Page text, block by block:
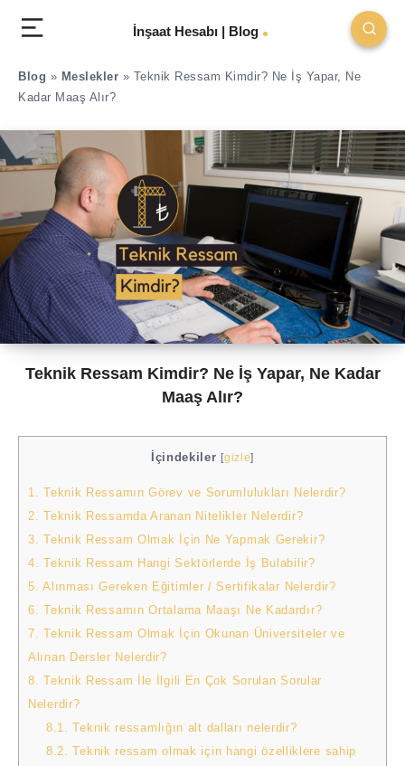
İnşaat Hesabı | Blog
Blog » Meslekler » Teknik Ressam Kimdir? Ne İş Yapar, Ne
Kadar Maaş Alır?
Teknik Ressam Kimdir? Ne İş Yapar, Ne Kadar
Maaş Alır?
İçindekiler [gizle]
1.
Teknik Ressamın Görev ve Sorumlulukları Nelerdir?
2.
Teknik Ressamda Aranan Nitelikler Nelerdir?
3.
Teknik Ressam Olmak İçin Ne Yapmak Gerekir?
4.
Teknik Ressam Hangi Sektörlerde İş Bulabilir?
5. Alınması Gereken Eğitimler / Sertifikalar Nelerdir?
6.
Teknik Ressamın Ortalama Maaşı Ne Kadardır?
7.
Teknik Ressam Olmak İçin Okunan Üniversiteler ve
Alınan Dersler Nelerdir?
8.
Teknik Ressam İle İlgili En Çok Sorulan Sorular
Nelerdir?
8.1.
Teknik ressamlığın alt dalları nelerdir?
8.2.
Teknik ressam olmak için hangi özelliklere sahip